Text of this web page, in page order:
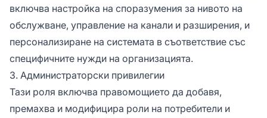
включва настройка на споразумения за нивото на
обслужване, управление на канали и разширения, и
персонализиране на системата в съответствие със
специфичните нужди на организацията.
3. Администраторски привилегии
Тази роля включва правомощието да добавя,
премахва и модифицира роли на потребители и